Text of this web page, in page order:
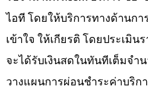
ไอที โดยให้บริการทางด้านก
เข้าใจ ให้เกียรติ โดยประเมิน
จะได้รับเงินสดในทันทีเต็มจำ
วางแผนการผ่อนชำระค่าบริก